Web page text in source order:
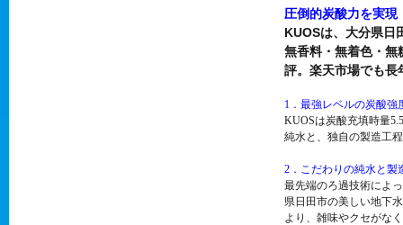
圧倒的炭酸力を実
KUOSは、大分県日
無香料・無着色・無
評。楽天市場でも長
1．最強レベルの炭酸強
KUOSは炭酸充填時量
純水と、独自の製造工
2．こだわりの純水と製
最先端のろ過技術によ
県日田市の美しい地下
より、雑味やクセがな